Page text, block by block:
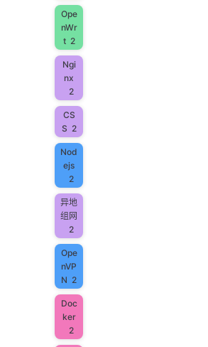
Ope
nWr
t 2
Ngi
nx
2
CS
S 2
Nod
ejs
2
异地
组网
2
Ope
nVP
N 2
Doc
ker
2